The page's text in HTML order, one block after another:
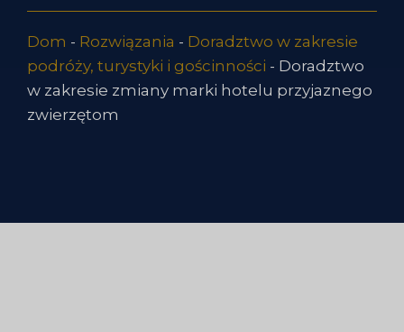
Dom - Rozwiązania - Doradztwo w zakresie
podróży, turystyki i gościnności - Doradztwo
w zakresie zmiany marki hotelu przyjaznego
zwierzętom